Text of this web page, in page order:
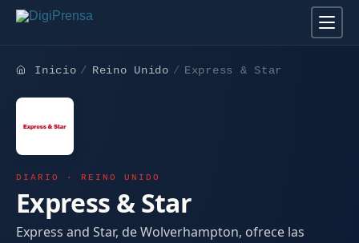
Inicio Reino Unido Express & Star
DIARIO · REINO UNIDO
Express & Star
Express and Star, de Wolverhampton, ofrece las